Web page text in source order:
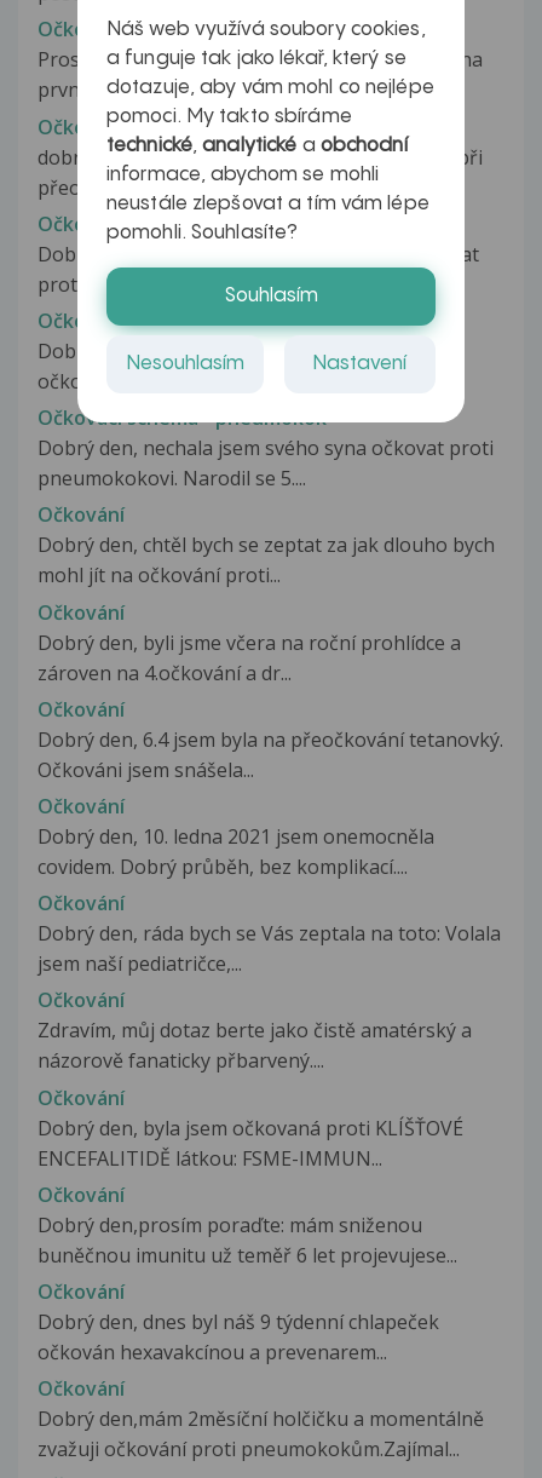
Očkovácí látka twinrix - promeškání dávky
Prosím o radu. Dne 29.8.2008 jsem byla očkována
první dávkou twinrixu. Za měsíc...
Očkovací látka vytekla mimo
dobrý den, mám na vás neobvyklý dotaz, dnes při
přeočkování mého syna vakcínou...
Očkovací látky
Dobrý den. Zajímalo by mě,zda je mozné očkovat
proti klíšt.encef. dvěmi různými...
Očkovací schéma
Dobrý den, má dcera byla ve čtvrtém měsíci
očkována hexavakcínou a Prevenarem...
Očkovací schéma - pneumokok
Dobrý den, nechala jsem svého syna očkovat proti
pneumokokovi. Narodil se 5....
Očkování
Dobrý den, chtěl bych se zeptat za jak dlouho bych
mohl jít na očkování proti...
Očkování
Dobrý den, byli jsme včera na roční prohlídce a
zároven na 4.očkování a dr...
Očkování
Dobrý den, 6.4 jsem byla na přeočkování tetanovký.
Očkováni jsem snášela...
Očkování
Dobrý den, 10. ledna 2021 jsem onemocněla
covidem. Dobrý průběh, bez komplikací....
Očkování
Dobrý den, ráda bych se Vás zeptala na toto: Volala
jsem naší pediatričce,...
Očkování
Zdravím, můj dotaz berte jako čistě amatérský a
názorově fanaticky přbarvený....
Očkování
Dobrý den, byla jsem očkovaná proti KLÍŠŤOVÉ
ENCEFALITIDĚ látkou: FSME-IMMUN...
Očkování
Dobrý den,prosím poraďte: mám sniženou
buněčnou imunitu už teměř 6 let projevujese...
Očkování
Dobrý den, dnes byl náš 9 týdenní chlapeček
očkován hexavakcínou a prevenarem...
Očkování
Dobrý den,mám 2měsíční holčičku a momentálně
zvažuji očkování proti pneumokokům.Zajímal...
Náš web využívá soubory cookies,
a funguje tak jako lékař, který se
dotazuje, aby vám mohl co nejlépe
pomoci. My takto sbíráme
technické,analytické a obchodní
informace, abychom se mohli
neustále zlepšovat a tím vám lépe
pomohli. Souhlasíte?
Souhlasím
Nesouhlasím Nastavení